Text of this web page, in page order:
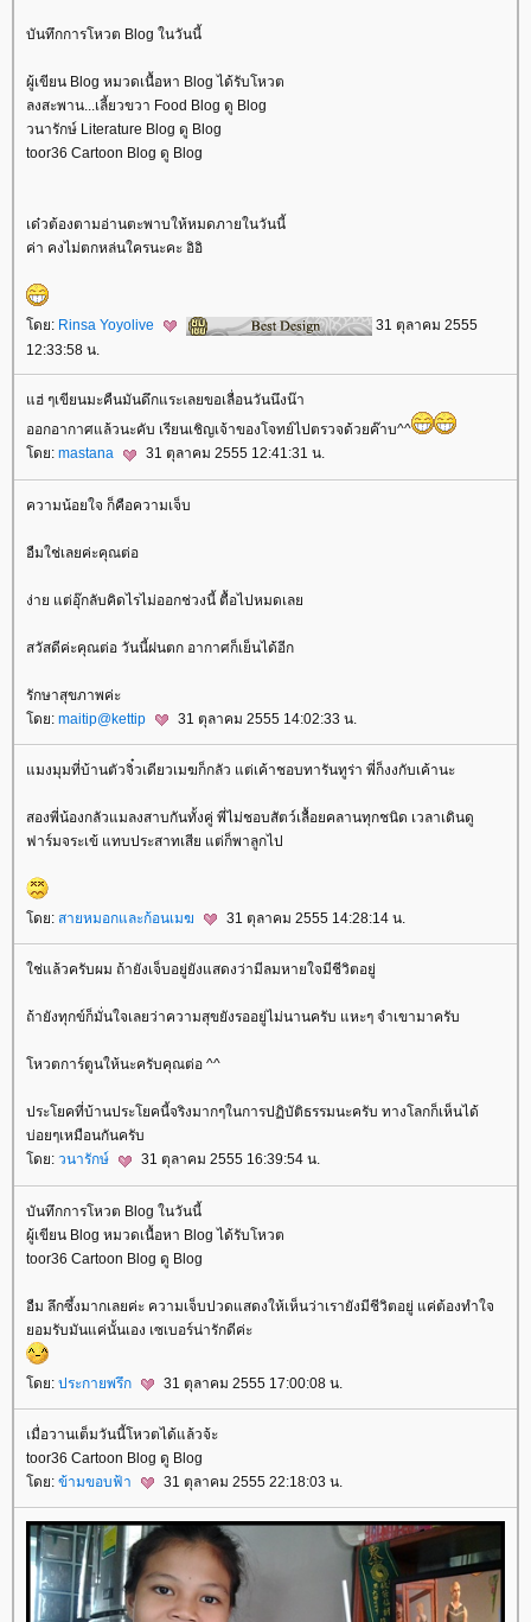
บันทึกการโหวต Blog ในวันนี้
ผู้เขียน Blog หมวดเนื้อหา Blog ได้รับโหวต
ลงสะพาน...เลี้ยวขวา Food Blog ดู Blog
วนารักษ์ Literature Blog ดู Blog
toor36 Cartoon Blog ดู Blog
เด๋วต้องตามอ่านตะพาบให้หมดภายในวันนี้
ค่า คงไม่ตกหล่นใครนะคะ อิอิ
ดย: Rinsa Yoyolive
31 ตุลาคม 2555
12:33:58 น.
ฮ่ ๆเขียนมะคืนมันดึกแระเลยขอเลื่อนวันนึงน๊า
ออกอากาศแล้วนะคับ เรียนเชิญเจ้าของโจทย์ไปตรวจด้วยค๊าบ^^
ดย: mastana 31 ตุลาคม 2555 12:41:31 น.
ความน้อยใจ ก็คือความเจ็บ
อืมใช่เลยค่ะคุณต่อ
ง่าย แต่อุ๊กลับคิดไรไม่ออกช่วงนี้ ตื้อไปหมดเล
สวัสดีค่ะคุณต่อ วันนี้ฝนตก อากาศก็เย็นได้อีก
รักษาสุขภาพค่ะ
ดย: maitip@kettip 31 ตุลาคม 2555 14:02:33 น.
มงมุมที่บ้านตัวจิ๋วเดียวเมฆก็กลัว แต่เค้าชอบทารันทูร่า พี่ก็งงกับเค้านะ
สองพี่น้องกลัวแมลงสาบกันทั้งคู่ พี่ไม่ชอบสัตว์เลื้อยคลานทุกชนิด เวลาเดินดู
ฟาร์มจระเข้ แทบประสาทเสีย แต่ก็พาลูกไป
ดย: สายหมอกและก้อนเมฆ 31 ตุลาคม 2555 14:28:14 น.
ช่แล้วครับผม ถ้ายังเจ็บอยู่ยังแสดงว่ามีลมหายใจมีชีวิตอยู่
ถ้ายังทุกข์ก็มั่นใจเลยว่าความสุขยังรออยู่ไม่นานครับ แหะๆ จำเขามาครับ
หวตการ์ตูนให้นะครับคุณต่อ ^^
ประโยคที่บ้านประโยคนี้จริงมากๆในการปฏิบัติธรรมนะครับ ทางโลกก็เห็นได้
บ่อยๆเหมือนกันครับ
ดย: วนารักษ์ 31 ตุลาคม 2555 16:39:54 น.
บันทึกการโหวต Blog ในวันนี้
ผู้เขียน Blog หมวดเนื้อหา Blog ได้รับโหวต
toor36 Cartoon Blog ดู Blog
อืม ลึกซึ้งมากเลยค่ะ ความเจ็บปวดแสดงให้เห็นว่าเรายังมีชีวิตอยู่ แค่ต้องทำใจ
อมรับมันแค่นั้นเอง เซเบอร์น่ารักดีค่ะ
ดย: ประกายพรึก 31 ตุลาคม 2555 17:00:08 น.
เมื่อวานเต็มวันนี้โหวตได้แล้วจ้ะ
toor36 Cartoon Blog ดู Blog
ดย: ข้ามขอบฟ้า 31 ตุลาคม 2555 22:18:03 น.